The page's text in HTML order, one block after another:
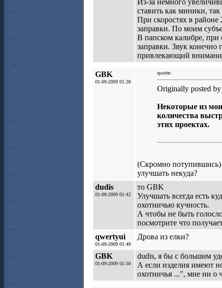
Из-за немного
ставить как миники,
При скоростях в
заправки. По моим
В папском калибре, при
заправки. Звук
привлекающий
GBK
01-09-2009 01:28
quote:
Originally posted
Некоторые из
количества
этих проектах.
(Скромно
улучшать некуда?
dudis
01-09-2009 01:42
то GBK
Улучшать всегда есть
охотничью кучность.
А чтобы не быть
посмотрите что
qwertyui
01-09-2009 01:49
Дрова из елки?
GBK
01-09-2009 01:50
dudis, я бы с большим
А если изделия имеют
охотничья ...", мне ни о